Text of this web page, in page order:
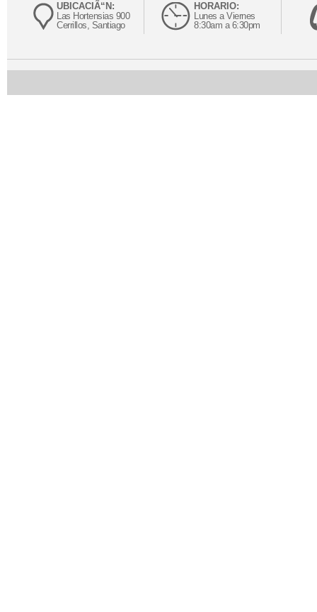
UBICACIÃ“N:
Las Hortensias 900
Cerrillos, Santiago
HORARIO:
Lunes a Viernes
8:30am a 6:30pm